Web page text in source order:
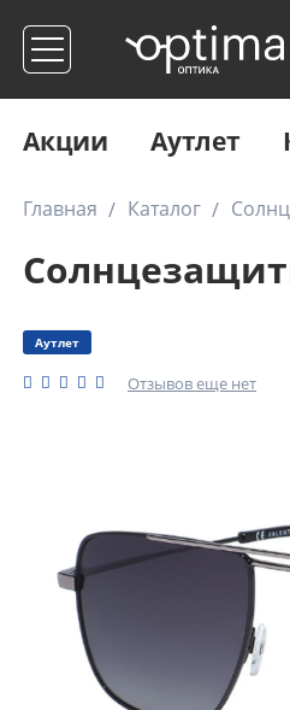
Акции Аутлет
Главная Каталог
Аутлет
Отзывов еще нет